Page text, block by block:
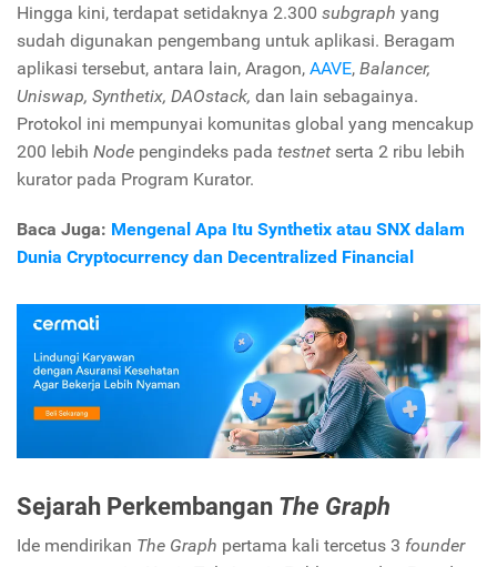
Hingga kini, terdapat setidaknya 2.300 subgraph yang
sudah digunakan pengembang untuk aplikasi. Beragam
aplikasi tersebut, antara lain, Aragon, AAVE, Balancer,
Uniswap, Synthetix, DAOstack, dan lain sebagainya.
Protokol ini mempunyai komunitas global yang mencakup
200 lebih Node pengindeks pada testnet serta 2 ribu lebih
kurator pada Program Kurator.
Baca Juga: Mengenal Apa Itu Synthetix atau SNX dalam
Dunia Cryptocurrency dan Decentralized Financial
Sejarah Perkembangan The Graph
Ide mendirikan The Graph pertama kali tercetus 3 founder